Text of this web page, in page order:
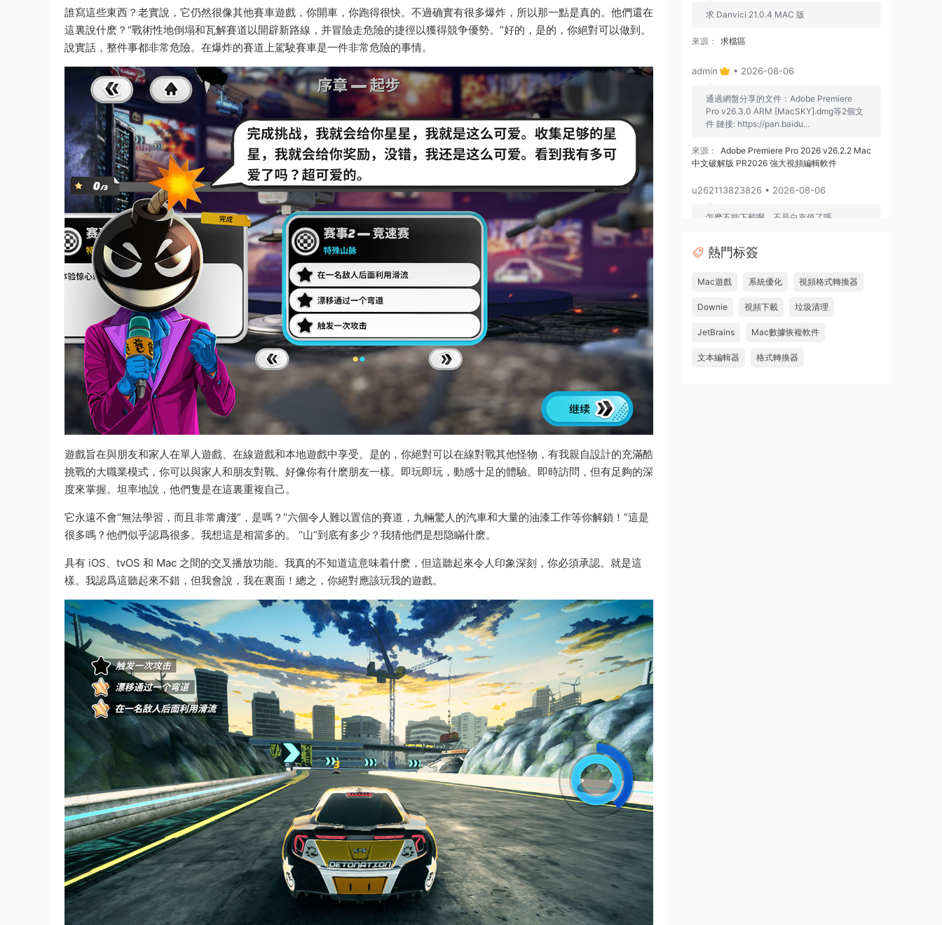
誰寫這些東西？老實說，它仍然很像其他賽車遊戲，你開車，你跑得很快。不過确實有很多爆炸，所以那一點是真的。他們還在
這裏說什麽？“戰術性地倒塌和瓦解賽道以開辟新路線，并冒險走危險的捷徑以獲得競争優勢。”好的，是的，你絕對可以做到。
說實話，整件事都非常危險。在爆炸的賽道上駕駛賽車是一件非常危險的事情。
遊戲旨在與朋友和家人在單人遊戲、在線遊戲和本地遊戲中享受。是的，你絕對可以在線對戰其他怪物，有我親自設計的充滿酷
挑戰的大職業模式，你可以與家人和朋友對戰。好像你有什麽朋友一樣。即玩即玩，動感十足的體驗。即時訪問，但有足夠的深
度來掌握。坦率地說，他們隻是在這裏重複自己。
它永遠不會“無法學習，而且非常膚淺”，是嗎？“六個令人難以置信的賽道，九輛驚人的汽車和大量的油漆工作等你解鎖！”這是
很多嗎？他們似乎認爲很多。我想這是相當多的。 “山”到底有多少？我猜他們是想隐瞞什麽。
具有 iOS、tvOS 和 Mac 之間的交叉播放功能。我真的不知道這意味着什麽，但這聽起來令人印象深刻，你必須承認。就是這
樣。我認爲這聽起來不錯，但我會說，我在裏面！總之，你絕對應該玩我的遊戲。
求 Danvici 21.0.4 MAC 版
來源： 求檔區
admin • 2026-08-06
通過網盤分享的文件：Adobe Premiere
Pro v26.3.0 ARM [MacSKY].dmg等2個文
件 鏈接: https://pan.baidu...
來源：
Adobe Premiere Pro 2026 v26.2.2 Mac
中文破解版 PR2026 強大視頻編輯軟件
u262113823826 • 2026-08-06
怎麽不能下載啊，不是白充值了嗎
來源：
Adobe Premiere Pro 2026 v26.2.2 Mac
中文破解版 PR2026 強大視頻編輯軟件
u604731536624 • 2026-07-15
中文破解版
熱門标簽
Mac遊戲 系統優化 視頻格式轉換器
Downie 視頻下載 垃圾清理
JetBrains Mac數據恢複軟件
文本編輯器 格式轉換器